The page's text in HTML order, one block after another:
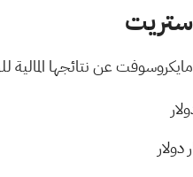
عن نتائجها المالية